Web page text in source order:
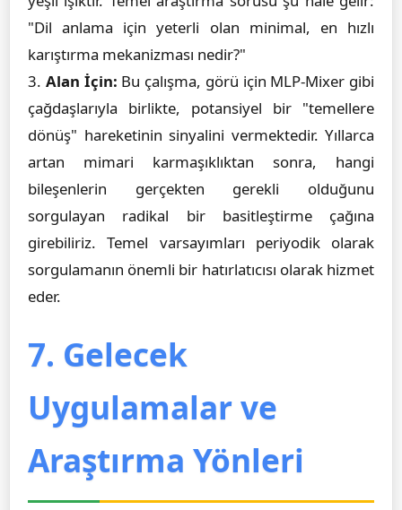
"Dil anlama için yeterli olan minimal, en hızlı
karıştırma mekanizması nedir?"
3. Alan İçin: Bu çalışma, görü için MLP-Mixer gibi
çağdaşlarıyla birlikte, potansiyel bir "temellere
dönüş" hareketinin sinyalini vermektedir. Yıllarca
artan mimari karmaşıklıktan sonra, hangi
bileşenlerin gerçekten gerekli olduğunu
sorgulayan radikal bir basitleştirme çağına
girebiliriz. Temel varsayımları periyodik olarak
sorgulamanın önemli bir hatırlatıcısı olarak hizmet
eder.
7. Gelecek
Uygulamalar ve
Araştırma Yönleri